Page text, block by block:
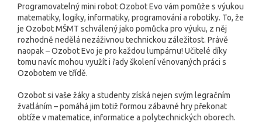
Programovatelný mini robot Ozobot Evo vám pomůže s výukou
matematiky, logiky, informatiky, programování a robotiky. To, že
je Ozobot MŠMT schválený jako pomůcka pro výuku, z něj
rozhodně nedělá nezáživnou technickou záležitost. Právě
naopak – Ozobot Evo je pro každou lumpárnu! Učitelé díky
tomu navíc mohou využít i řady školení věnovaných práci s
Ozobotem ve třídě.
Ozobot si vaše žáky a studenty získá nejen svým legračním
žvatláním – pomáhá jim totiž formou zábavné hry překonat
obtíže v matematice, informatice a polytechnických oborech.